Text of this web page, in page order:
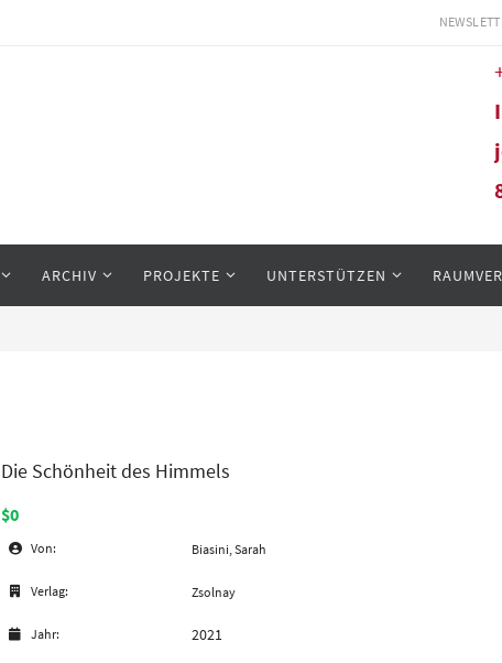
ARCHIV PROJEKTE UNTERSTÜTZEN
Die Schönheit des Himmels
$0
Von: Biasini, Sarah
Verlag: Zsolnay
Jahr: 2021